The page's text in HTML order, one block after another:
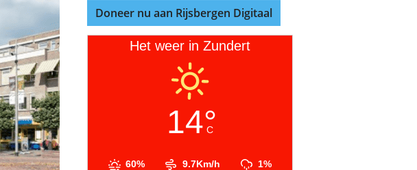
Doneer nu aan Rijsbergen Digitaal
Het weer in Zundert
14°
C
60% 9.7Km/h 1%